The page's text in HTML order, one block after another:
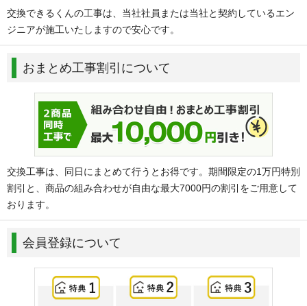
交換できるくんの工事は、当社社員または当社と契約しているエン
ジニアが施工いたしますので安心です。
おまとめ工事割引について
交換工事は、同日にまとめて行うとお得です。期間限定の1万円特別
割引と、商品の組み合わせが自由な最大7000円の割引をご用意して
おります。
会員登録について